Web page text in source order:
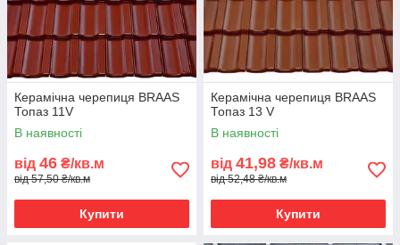
Керамічна черепиця BRAAS
Топаз 11V
В наявності
від 46 ₴/кв.м
від 57,50 ₴/кв.м
Купити
Керамічна черепиця BRAAS
Топаз 13 V
В наявності
від 41,98 ₴/кв.м
від 52,48 ₴/кв.м
Купити